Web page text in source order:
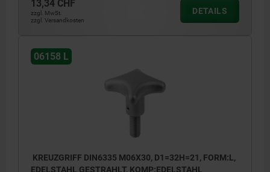
13,34 CHF
zzgl. MwSt.
zzgl. Versandkosten
DETAILS
06158 L
KREUZGRIFF DIN6335 M06X30, D1=32H=21, FORM:L,
EDELSTAHL GESTRAHLT, KOMP:EDELSTAHL